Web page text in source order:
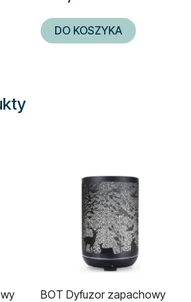
DO KOSZYKA
BOT Dyfuzor zapachowy